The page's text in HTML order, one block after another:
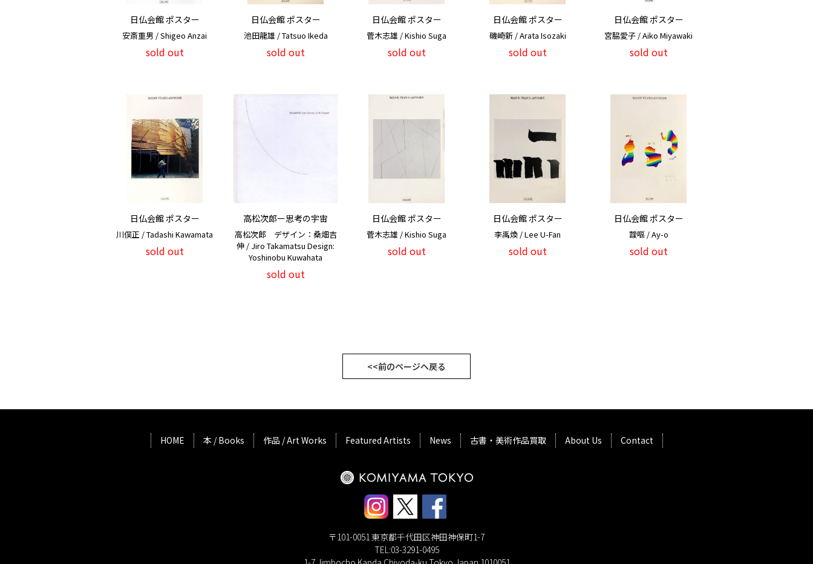
日仏会館 ポスター
安斎重男 / Shigeo Anzai
sold out
日仏会館 ポスター
池田龍雄 / Tatsuo Ikeda
sold out
日仏会館 ポスター
菅木志雄 / Kishio Suga
sold out
日仏会館 ポスター
磯崎新 / Arata Isozaki
sold out
日仏会館 ポスター
宮脇愛子 / Aiko Miyawaki
sold out
日仏会館 ポスター
川俣正 / Tadashi Kawamata
sold out
高松次郎ー思考の宇宙
高松次郎 デザイン：桑畑吉
伸 / Jiro Takamatsu Design:
Yoshinobu Kuwahata
sold out
日仏会館 ポスター
菅木志雄 / Kishio Suga
sold out
日仏会館 ポスター
李禹煥 / Lee U-Fan
sold out
日仏会館 ポスター
靉嘔 / Ay-o
sold out
<<前のページへ戻る
HOME 本 / Books 作品 / Art Works Featured Artists News 古書・美術作品買取 About Us Contact
〒101-0051 東京都千代田区神田神保町1-7
TEL:03-3291-0495